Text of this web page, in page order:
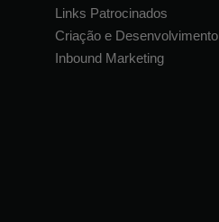
Links Patrocinados
Criação e Desenvolvimento
Inbound Marketing